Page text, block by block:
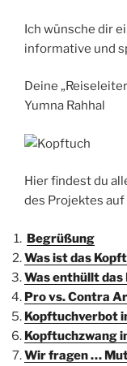
Ich wünsche dir
informative und
Deine
Yumna Rahhal
Hier findest du
des Projektes
Begrüßung
Was ist das
Was enthüllt das
Pro vs. Contra
Kopftuchverbot
Kopftuchzwang
Wir fragen …